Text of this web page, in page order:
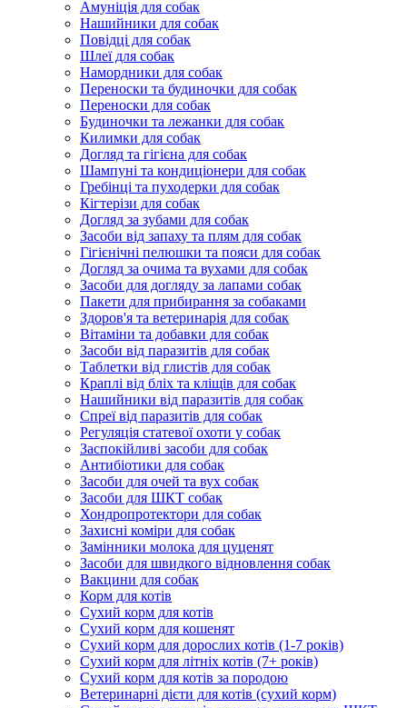
Амуніція для собак
Нашийники для собак
Повідці для собак
Шлеї для собак
Намордники для собак
Переноски та будиночки для собак
Переноски для собак
Будиночки та лежанки для собак
Килимки для собак
Догляд та гігієна для собак
Шампуні та кондиціонери для собак
Гребінці та пуходерки для собак
Кігтерізи для собак
Догляд за зубами для собак
Засоби від запаху та плям для собак
Гігієнічні пелюшки та пояси для собак
Догляд за очима та вухами для собак
Засоби для догляду за лапами собак
Пакети для прибирання за собаками
Здоров'я та ветеринарія для собак
Вітаміни та добавки для собак
Засоби від паразитів для собак
Таблетки від глистів для собак
Краплі від бліх та кліщів для собак
Нашийники від паразитів для собак
Спреї від паразитів для собак
Регуляція статевої охоти у собак
Заспокійливі засоби для собак
Антибіотики для собак
Засоби для очей та вух собак
Засоби для ШКТ собак
Хондропротектори для собак
Захисні коміри для собак
Замінники молока для цуценят
Засоби для швидкого відновлення собак
Вакцини для собак
Корм для котів
Сухий корм для котів
Сухий корм для кошенят
Сухий корм для дорослих котів (1-7 років)
Сухий корм для літніх котів (7+ років)
Сухий корм для котів за породою
Ветеринарні дієти для котів (сухий корм)